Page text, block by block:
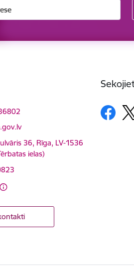
36, Rīga, LV-1536
ielas)